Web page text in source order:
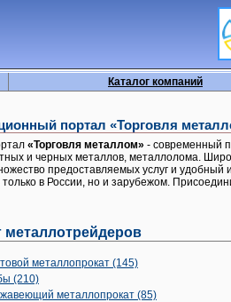
Каталог компаний
портал «Торговля
«Торговля металлом» - современный
и черных металлов, металлолома.
предоставляемых услуг и
в России, но и зарубежом.
металлотрейдеров
металлопрокат (145)
(210)
металлопрокат (85)